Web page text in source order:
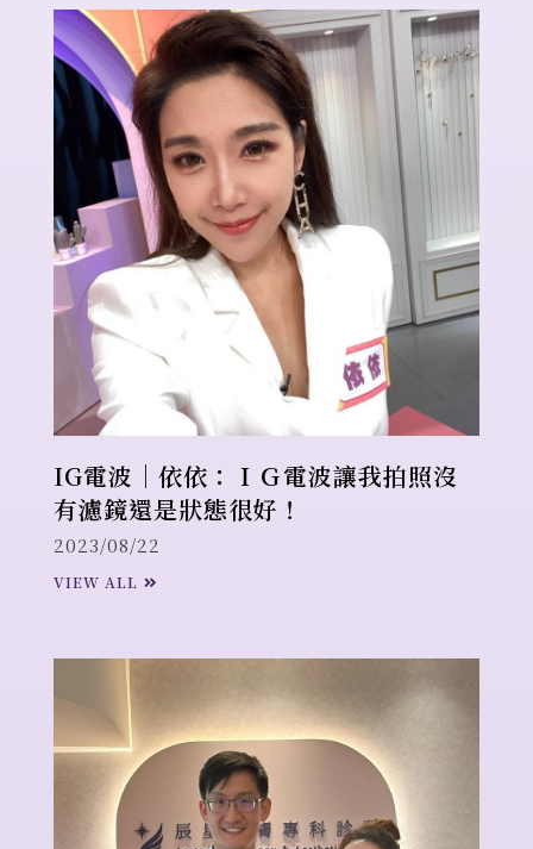
IG電波｜依依：ＩＧ電波讓我拍照沒
有濾鏡還是狀態很好！
2023/08/22
VIEW ALL